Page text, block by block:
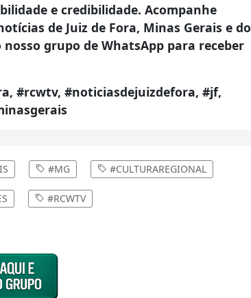
e credibilidade. Acompanhe
de Juiz de Fora, Minas Gerais e do
grupo de WhatsApp para receber
#rcwtv, #noticiasdejuizdefora, #jf,
#MG #CULTURAREGIONAL
#RCWTV